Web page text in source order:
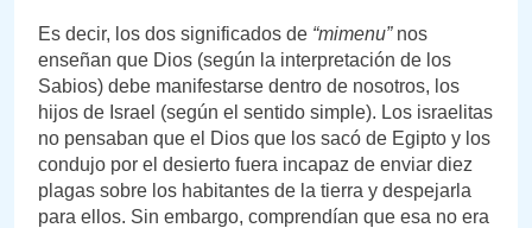
Es decir, los dos significados de “mimenu”nos
enseñan que Dios (según la interpretación de los
Sabios) debe manifestarse dentro de nosotros, los
hijos de Israel (según el sentido simple). Los israelitas
no pensaban que el Dios que los sacó de Egipto y los
condujo por el desierto fuera incapaz de enviar diez
plagas sobre los habitantes de la tierra y despejarla
para ellos. Sin embargo, comprendían que esa no era